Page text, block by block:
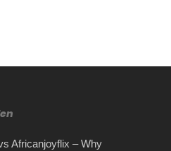
Africanjoyflix – Why